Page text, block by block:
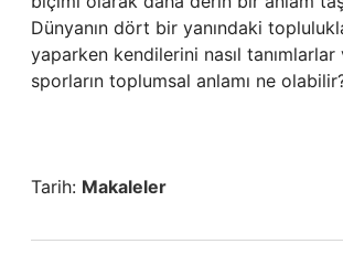
Dünyanın dört bir yanındaki
yaparken kendilerini nasıl tanımlarlar
sporların toplumsal anlamı ne
Tarih: Makaleler